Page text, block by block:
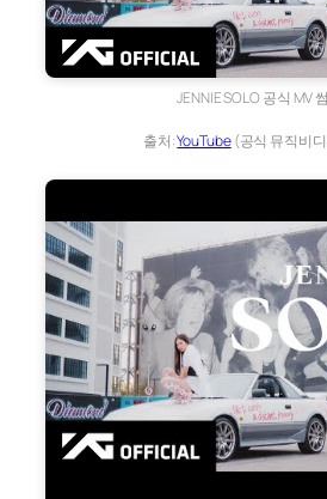
JENNIE SOLO 공식 MV
출처:YouTube(공식 뮤직비